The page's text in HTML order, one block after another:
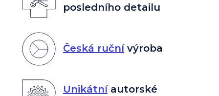
posledního detailu
Česká ručnívýroba
Unikátníautorské